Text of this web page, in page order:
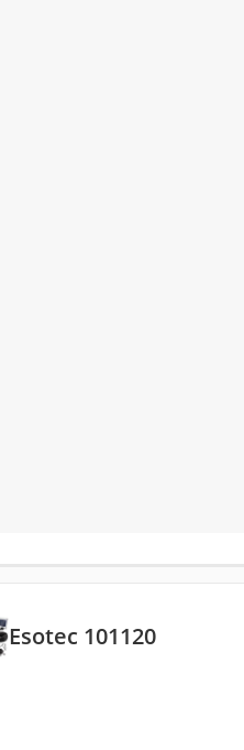
Esotec 101120